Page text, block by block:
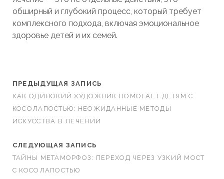
обширный и глубокий процесс, который требует
комплексного подхода, включая эмоциональное
здоровье детей и их семей.
ПРЕДЫДУЩАЯ ЗАПИСЬ
КАК ОДИНОКИЙ ХУДОЖНИК ПОМОГАЕТ ДЕТЯМ С
КОСОЛАПОСТЬЮ: НЕОЖИДАННЫЕ МЕТОДЫ
ИСКУССТВА В ЛЕЧЕНИИ
СЛЕДУЮЩАЯ ЗАПИСЬ
ТАЙНЫ МЕТАМОРФОЗ: ПЕРЕХОД ЧЕРЕЗ УЗКИЙ МОСТ
С КОСОЛАПОСТЬЮ